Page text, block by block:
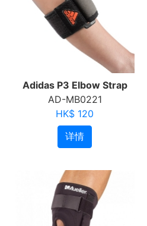
Adidas P3 Elbow Strap
AD-MB0221
HK$ 120
详情